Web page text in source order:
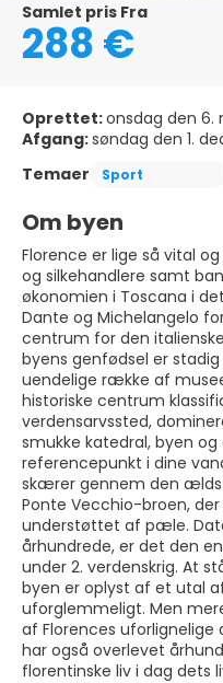
Samlet pris Fra
288 €
Oprettet:onsdag den 6.
Afgang:søndag den 1.
Temaer
Sport
Om byen
Florence er lige så vital
og silkehandlere samt
økonomien i Toscana i
Dante og Michelangelo
centrum for den
byens genfødsel er
uendelige række af
historiske centrum
verdensarvssted,
smukke katedral, byen
referencepunkt i dine
skærer gennem den
Ponte Vecchio-broen,
understøttet af pæle.
århundrede, er det den
under 2. verdenskrig. At
byen er oplyst af et utal
uforglemmeligt. Men
af Florences uforlignelige
har også overlevet
florentinske liv i dag dets